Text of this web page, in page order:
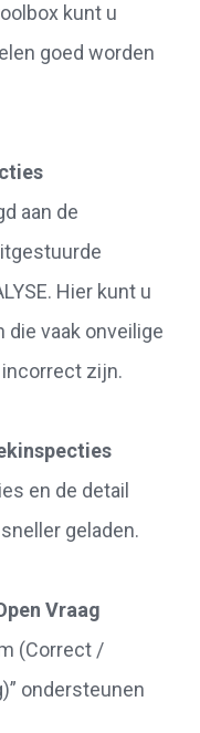
kunt u
goed worden
aan de
Hier kunt u
vaak onveilige
zijn.
en de detail
geladen.
Vraag
(Correct /
ondersteunen